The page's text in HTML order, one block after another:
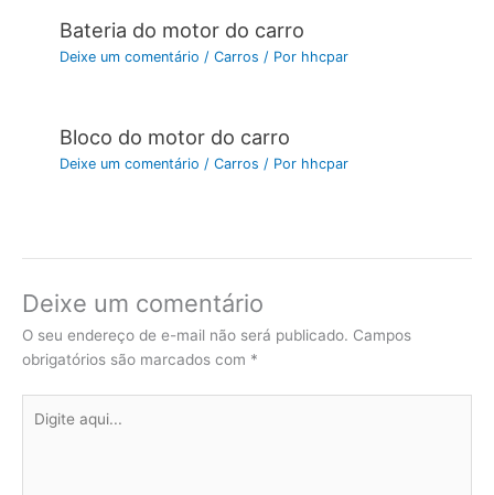
Bateria do motor do carro
Deixe um comentário /Carros / Por hhcpar
Bloco do motor do carro
Deixe um comentário /Carros / Por hhcpar
Deixe um comentário
O seu endereço de e-mail não será publicado. Campos
obrigatórios são marcados com *
aqui...